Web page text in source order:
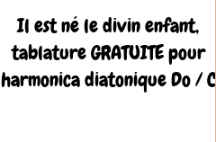
Il est né le divin enfant,
tablature GRATUITE pour
harmonica diatonique Do / C